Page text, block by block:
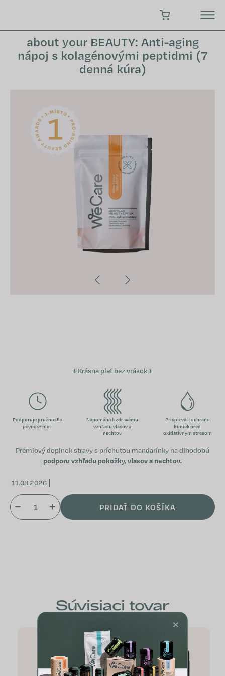
obsah
NÁKUPNÝ KOŠÍK
#Krásna pleť bez vrások#
Podporuje pružnosť a
pevnosť pleti
Napomáha k zdravému
vzhľadu vlasov a
nechtov
Prispieva k ochrane
buniek pred
oxidatívnym stresom
Prémiový doplnok stravy s príchuťou mandarínky na dlhodobú
podporu vzhľadu pokožky, vlasov a nechtov.
11.08.2026
PRIDAŤ DO KOŠÍKA
about your BEAUTY: Anti-aging
nápoj s kolagénovými peptidmi (7
denná kúra)
Súvisiaci tovar
×